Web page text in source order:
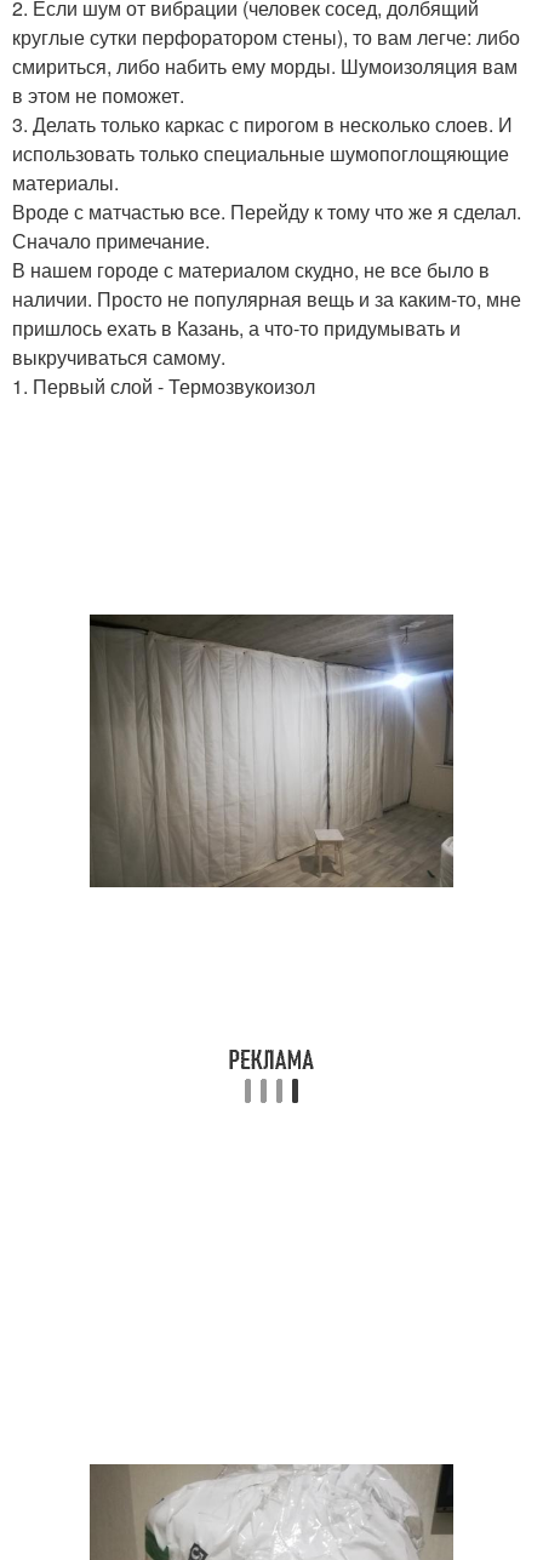
2. Если шум от вибрации (человек сосед, долбящий
круглые сутки перфоратором стены), то вам легче: либо
смириться, либо набить ему морды. Шумоизоляция вам
в этом не поможет.
3. Делать только каркас с пирогом в несколько слоев. И
использовать только специальные шумопоглощяющие
материалы.
Вроде с матчастью все. Перейду к тому что же я сделал.
Сначало примечание.
В нашем городе с материалом скудно, не все было в
наличии. Просто не популярная вещь и за каким-то, мне
пришлось ехать в Казань, а что-то придумывать и
выкручиваться самому.
1. Первый слой - Термозвукоизол